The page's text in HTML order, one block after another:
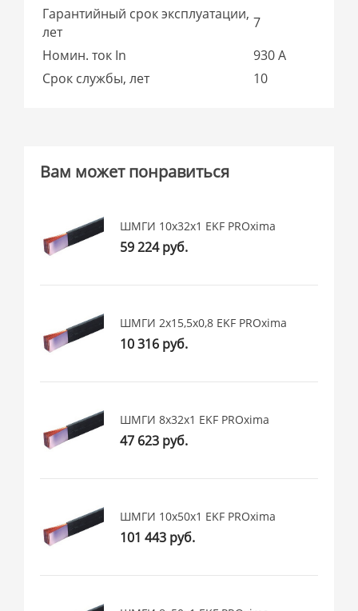
Гарантийный срок эксплуатации,
лет
7
Номин. ток In
930 А
Срок службы, лет
10
Вам может понравиться
ШМГИ 10x32x1 EKF PROxima
59 224 руб.
ШМГИ 2x15,5x0,8 EKF PROxima
10 316 руб.
ШМГИ 8x32x1 EKF PROxima
47 623 руб.
ШМГИ 10x50x1 EKF PROxima
101 443 руб.